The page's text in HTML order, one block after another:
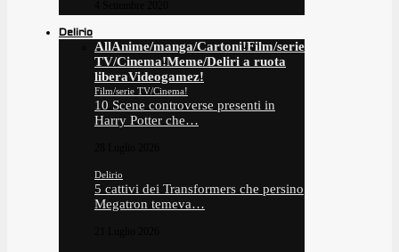
Delirio
AllAnime/manga/Cartoni!Film/serie
TV/Cinema!Meme/Deliri a ruota
liberaVideogamez!
Film/serie TV/Cinema!
10 Scene controverse presenti in
Harry Potter che…
Delirio
5 cattivi dei Transformers che persino
Megatron temeva…